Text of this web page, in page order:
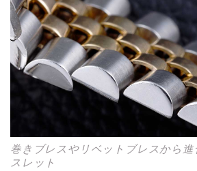
巻きブレスやリベットブレスから
スレット